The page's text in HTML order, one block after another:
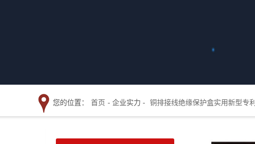
您的位置： 首页 - 企业实力 - 铜排接线绝缘保护盒实用新型专利